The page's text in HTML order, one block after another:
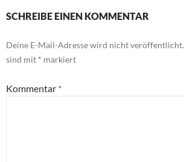
SCHREIBE EINEN KOMMENTAR
Deine E-Mail-Adresse wird nicht veröffentlicht.
sind mit * markiert
Kommentar *